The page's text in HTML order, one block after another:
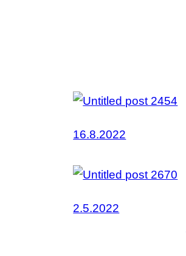
16.8.2022
2.5.2022